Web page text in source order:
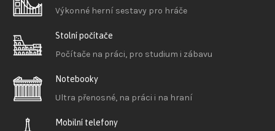
Výkonné herní sestavy pro hráče
Stolní počítače
Počítače na práci, pro studium i zábavu
Notebooky
Ultra přenosné, na práci i na hraní
Mobilní telefony